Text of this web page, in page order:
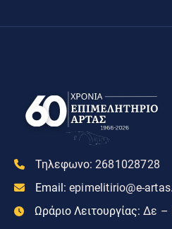
Τηλεφωνο: 2681028728
Email: epimelitirio@e-
Ωράριο Λειτουργίας: Δε –